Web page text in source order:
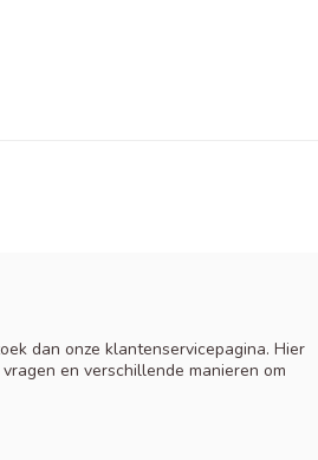
dan onze klantenservicepagina. Hier
en verschillende manieren om